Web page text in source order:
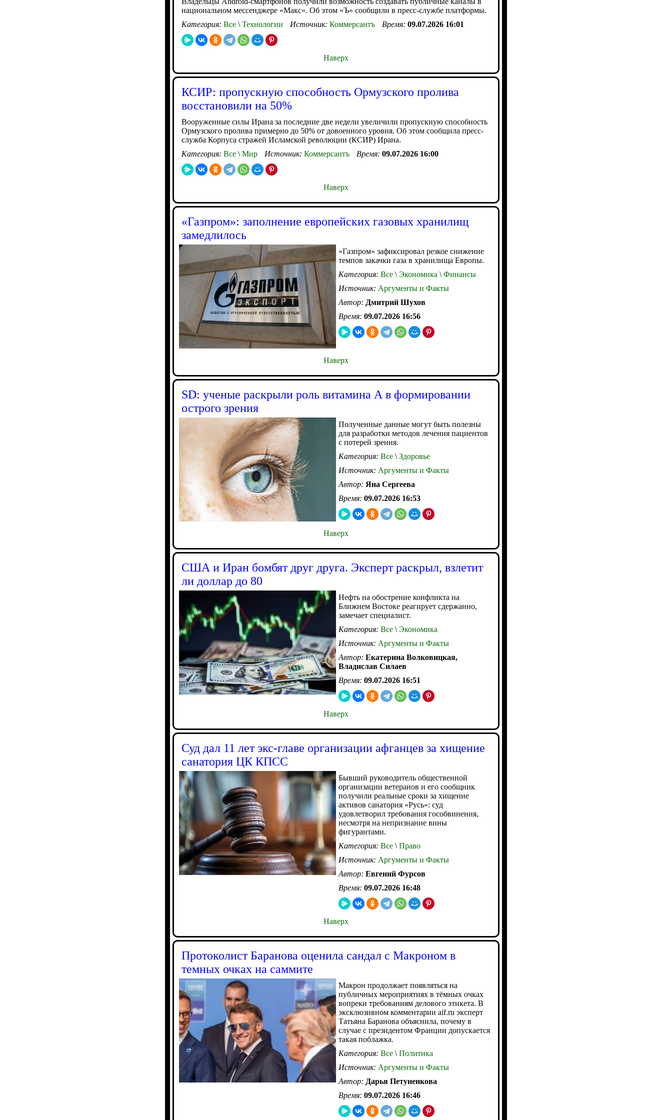
национальном мессенджере «Макс». Об этом «Ъ» сообщили в пресс-службе платформы.
Категория: Все \ Технологии Источник: Коммерсантъ Время: 09.07.2026 16:01
Наверх
КСИР: пропускную способность Ормузского пролива
восстановили на 50%
Вооруженные силы Ирана за последние две недели увеличили пропускную способность
Ормузского пролива примерно до 50% от довоенного уровня. Об этом сообщила пресс-
служба Корпуса стражей Исламской революции (КСИР) Ирана.
Категория: Все \ Мир Источник: Коммерсантъ Время: 09.07.2026 16:00
Наверх
«Газпром»: заполнение европейских газовых хранилищ
замедлилось
«Газпром» зафиксировал резкое снижение
темпов закачки газа в хранилища Европы.
Категория: Все \ Экономика \ Финансы
Источник: Аргументы и Факты
Автор: Дмитрий Шухов
Время: 09.07.2026 16:56
Наверх
SD: ученые раскрыли роль витамина А в формировании
острого зрения
Полученные данные могут быть полезны
для разработки методов лечения пациентов
с потерей зрения.
Категория: Все \ Здоровье
Источник: Аргументы и Факты
Автор: Яна Сергеева
Время: 09.07.2026 16:53
Наверх
США и Иран бомбят друг друга. Эксперт раскрыл, взлетит
ли доллар до 80
Нефть на обострение конфликта на
Ближнем Востоке реагирует сдержанно,
замечает специалист.
Категория: Все \ Экономика
Источник: Аргументы и Факты
Автор: Екатерина Волковицкая,
Владислав Силаев
Время: 09.07.2026 16:51
Наверх
Суд дал 11 лет экс-главе организации афганцев за хищение
санатория ЦК КПСС
Бывший руководитель общественной
организации ветеранов и его сообщник
получили реальные сроки за хищение
активов санатория «Русь»: суд
удовлетворил требования гособвинения,
несмотря на непризнание вины
фигурантами.
Категория: Все \ Право
Источник: Аргументы и Факты
Автор: Евгений Фурсов
Время: 09.07.2026 16:48
Наверх
Протоколист Баранова оценила сандал с Макроном в
темных очках на саммите
Макрон продолжает появляться на
публичных мероприятиях в тёмных очках
вопреки требованиям делового этикета. В
эксклюзивном комментарии aif.ru эксперт
Татьяна Баранова объяснила, почему в
случае с президентом Франции допускается
такая поблажка.
Категория: Все \ Политика
Источник: Аргументы и Факты
Автор: Дарья Петуненкова
Время: 09.07.2026 16:46